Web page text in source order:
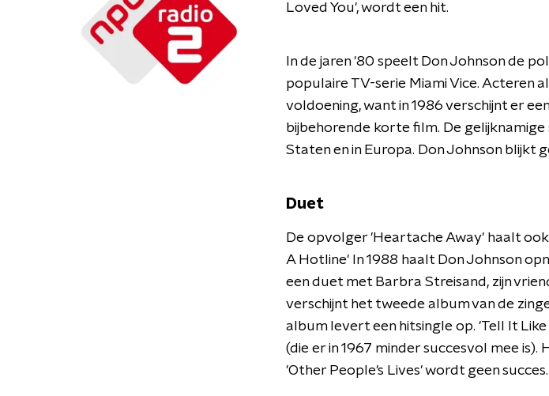
Loved You', wordt een hit.
In de jaren '80 speelt Don Johnson de
populaire TV-serie Miami Vice. Acteren
voldoening, want in 1986 verschijnt er
bijbehorende korte film. De
Staten en in Europa. Don Johnson blijkt
Duet
De opvolger 'Heartache Away' haalt
A Hotline' In 1988 haalt Don Johnson
een duet met Barbra Streisand, zijn
verschijnt het tweede album van de
album levert een hitsingle op. 'Tell It
(die er in 1967 minder succesvol mee
'Other People's Lives' wordt geen succes.